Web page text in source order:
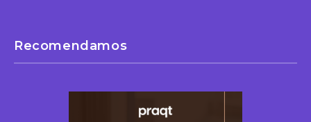
Recomendamos